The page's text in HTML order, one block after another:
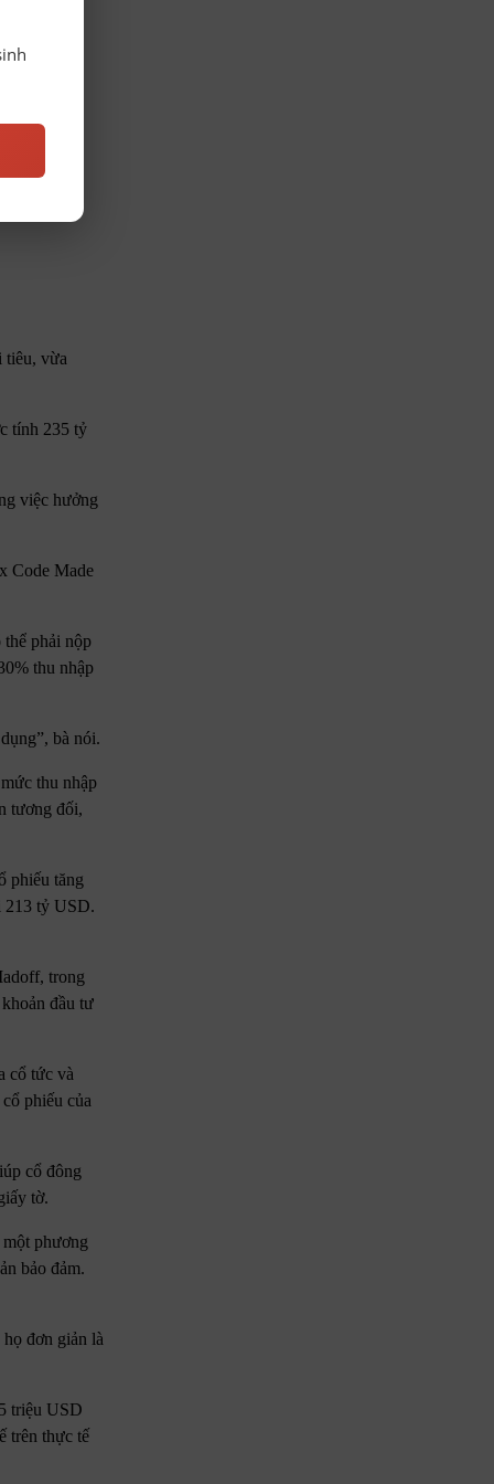
tiêu, vừa
tính 235 tỷ
việc hưởng
Code Made
phải nộp
thu nhập
bà nói.
thu nhập
tương đối,
phiếu tăng
213 tỷ USD.
trong
đầu tư
cổ tức và
phiếu của
cổ đông
tờ.
phương
bảo đảm.
đơn giản là
triệu USD
trên thực tế